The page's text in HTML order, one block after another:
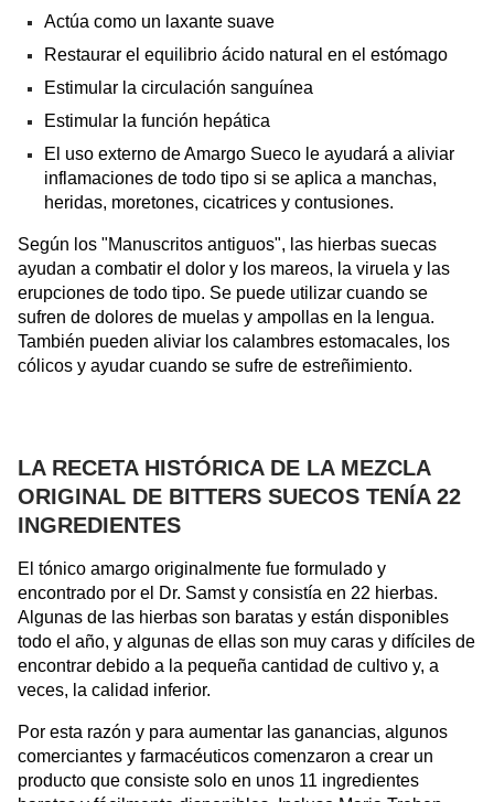
Actúa como un laxante suave
Restaurar el equilibrio ácido natural en el estómago
Estimular la circulación sanguínea
Estimular la función hepática
El uso externo de Amargo Sueco le ayudará a aliviar
inflamaciones de todo tipo si se aplica a manchas,
heridas, moretones, cicatrices y contusiones.
Según los "Manuscritos antiguos", las hierbas suecas
ayudan a combatir el dolor y los mareos, la viruela y las
erupciones de todo tipo. Se puede utilizar cuando se
sufren de dolores de muelas y ampollas en la lengua.
También pueden aliviar los calambres estomacales, los
cólicos y ayudar cuando se sufre de estreñimiento.
LA RECETA HISTÓRICA DE LA MEZCLA
ORIGINAL DE BITTERS SUECOS TENÍA 22
INGREDIENTES
El tónico amargo originalmente fue formulado y
encontrado por el Dr. Samst y consistía en 22 hierbas.
Algunas de las hierbas son baratas y están disponibles
todo el año, y algunas de ellas son muy caras y difíciles de
encontrar debido a la pequeña cantidad de cultivo y, a
veces, la calidad inferior.
Por esta razón y para aumentar las ganancias, algunos
comerciantes y farmacéuticos comenzaron a crear un
producto que consiste solo en unos 11 ingredientes